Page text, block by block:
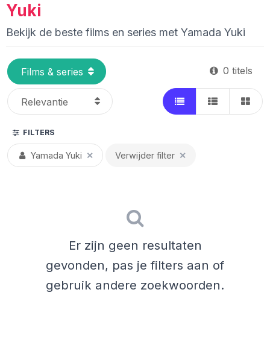
Yuki
Bekijk de beste films en series met Yamada Yuki
0 titels
FILTERS
Yamada Yuki ✕ Verwijder filter ✕
Er zijn geen resultaten
gevonden, pas je filters aan of
gebruik andere zoekwoorden.